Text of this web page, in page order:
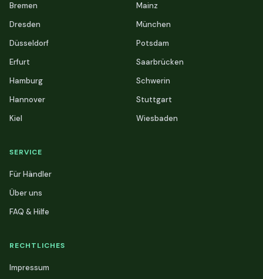
Bremen
Dresden
Düsseldorf
Erfurt
Hamburg
Hannover
Kiel
Mainz
München
Potsdam
Saarbrücken
Schwerin
Stuttgart
Wiesbaden
SERVICE
Für Händler
Über uns
FAQ & Hilfe
RECHTLICHES
Impressum